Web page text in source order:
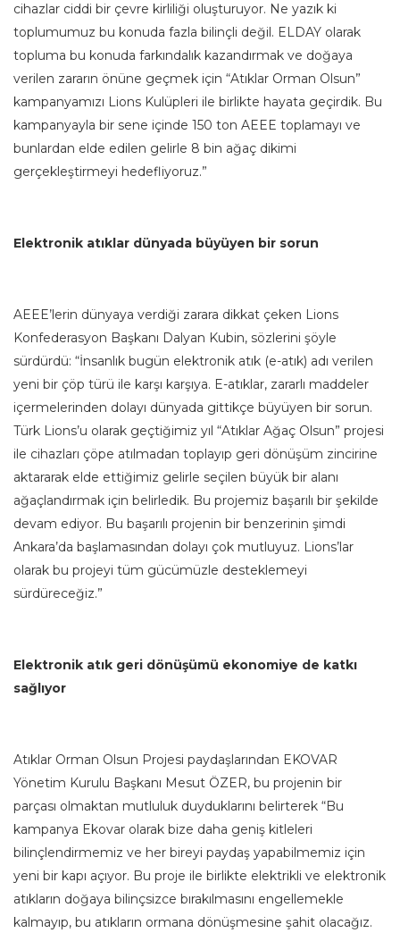
cihazlar ciddi bir çevre kirliliği oluşturuyor. Ne yazık ki
toplumumuz bu konuda fazla bilinçli değil. ELDAY olarak
topluma bu konuda farkındalık kazandırmak ve doğaya
verilen zararın önüne geçmek için “Atıklar Orman Olsun”
kampanyamızı Lions Kulüpleri ile birlikte hayata geçirdik. Bu
kampanyayla bir sene içinde 150 ton AEEE toplamayı ve
bunlardan elde edilen gelirle 8 bin ağaç dikimi
gerçekleştirmeyi hedefliyoruz.”
Elektronik atıklar dünyada büyüyen bir sorun
AEEE’lerin dünyaya verdiği zarara dikkat çeken Lions
Konfederasyon Başkanı Dalyan Kubin, sözlerini şöyle
sürdürdü: “İnsanlık bugün elektronik atık (e-atık) adı verilen
yeni bir çöp türü ile karşı karşıya. E-atıklar, zararlı maddeler
içermelerinden dolayı dünyada gittikçe büyüyen bir sorun.
Türk Lions’u olarak geçtiğimiz yıl “Atıklar Ağaç Olsun” projesi
ile cihazları çöpe atılmadan toplayıp geri dönüşüm zincirine
aktararak elde ettiğimiz gelirle seçilen büyük bir alanı
ağaçlandırmak için belirledik. Bu projemiz başarılı bir şekilde
devam ediyor. Bu başarılı projenin bir benzerinin şimdi
Ankara’da başlamasından dolayı çok mutluyuz. Lions’lar
olarak bu projeyi tüm gücümüzle desteklemeyi
sürdüreceğiz.”
Elektronik atık geri dönüşümü ekonomiye de katkı
sağlıyor
Atıklar Orman Olsun Projesi paydaşlarından EKOVAR
Yönetim Kurulu Başkanı Mesut ÖZER, bu projenin bir
parçası olmaktan mutluluk duyduklarını belirterek “Bu
kampanya Ekovar olarak bize daha geniş kitleleri
bilinçlendirmemiz ve her bireyi paydaş yapabilmemiz için
yeni bir kapı açıyor. Bu proje ile birlikte elektrikli ve elektronik
atıkların doğaya bilinçsizce bırakılmasını engellemekle
kalmayıp, bu atıkların ormana dönüşmesine şahit olacağız.